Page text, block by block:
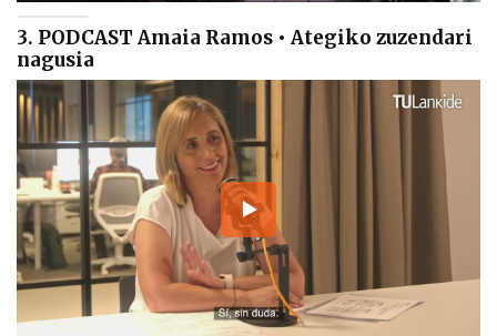
3. PODCAST Amaia Ramos • Ategiko zuzendari
nagusia